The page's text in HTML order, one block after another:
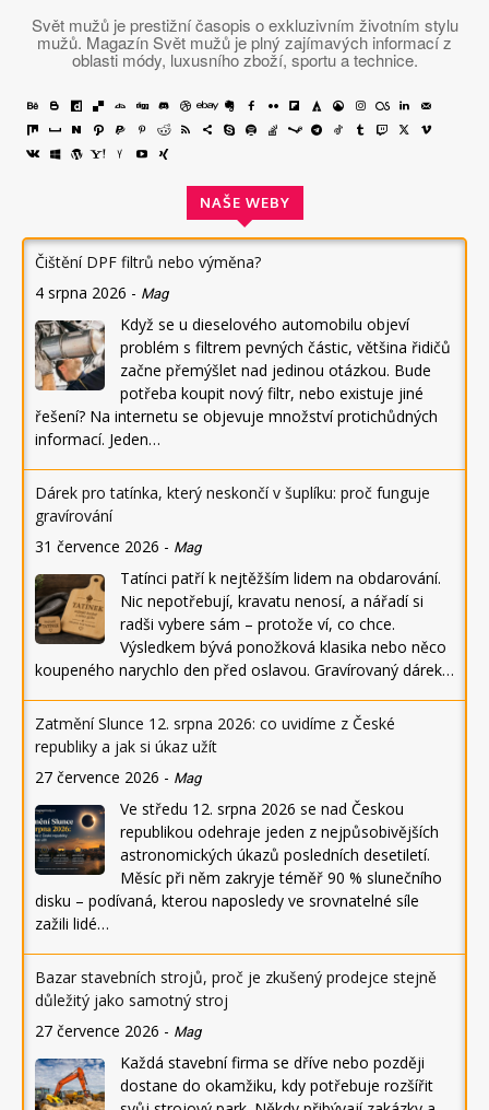
Svět mužů je prestižní časopis o exkluzivním životním stylu
mužů. Magazín Svět mužů je plný zajímavých informací z
oblasti módy, luxusního zboží, sportu a technice.
NAŠE WEBY
Čištění DPF filtrů nebo výměna?
4 srpna 2026 - Mag
Když se u dieselového automobilu objeví
problém s filtrem pevných částic, většina řidičů
začne přemýšlet nad jedinou otázkou. Bude
potřeba koupit nový filtr, nebo existuje jiné
řešení? Na internetu se objevuje množství protichůdných
informací. Jeden…
Dárek pro tatínka, který neskončí v šuplíku: proč funguje
gravírování
31 července 2026 - Mag
Tatínci patří k nejtěžším lidem na obdarování.
Nic nepotřebují, kravatu nenosí, a nářadí si
radši vybere sám – protože ví, co chce.
Výsledkem bývá ponožková klasika nebo něco
koupeného narychlo den před oslavou. Gravírovaný dárek…
Zatmění Slunce 12. srpna 2026: co uvidíme z České
republiky a jak si úkaz užít
27 července 2026 - Mag
Ve středu 12. srpna 2026 se nad Českou
republikou odehraje jeden z nejpůsobivějších
astronomických úkazů posledních desetiletí.
Měsíc při něm zakryje téměř 90 % slunečního
disku – podívaná, kterou naposledy ve srovnatelné síle
zažili lidé…
Bazar stavebních strojů, proč je zkušený prodejce stejně
důležitý jako samotný stroj
27 července 2026 - Mag
Každá stavební firma se dříve nebo později
dostane do okamžiku, kdy potřebuje rozšířit